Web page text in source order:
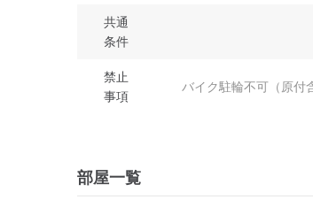
共通
条件
禁止
事項
バイク駐輪不可（原付
部屋一覧